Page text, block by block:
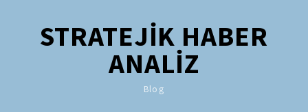
STRATEJİK HABER
ANALİZ
Blog